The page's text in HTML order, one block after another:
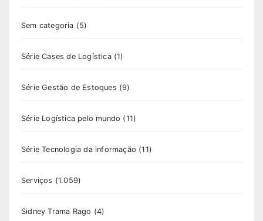
Sem categoria (5)
Série Cases de Logística(1)
Série Gestão de Estoques (9)
Série Logística pelo mundo (11)
Série Tecnologia da informação (11)
Serviços (1.059)
Sidney Trama Rago (4)